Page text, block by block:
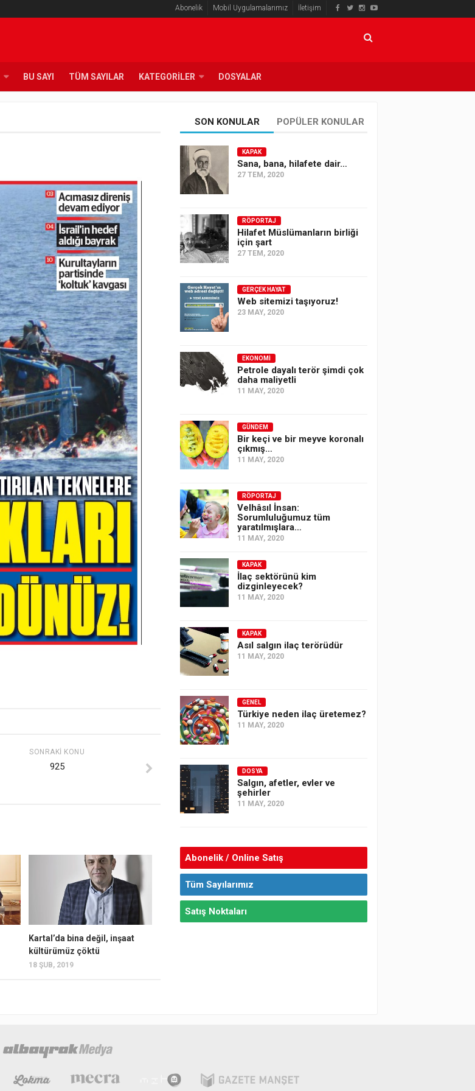
Abonelik Mobil Uygulamalarımız İletişim
BU SAYI TÜM SAYILAR KATEGORILER DOSYALAR
SONRAKI KONU
925
Kartal’da bina değil, inşaat
kültürümüz çöktü
18 ŞUB, 2019
SON KONULAR POPÜLER KONULAR
KAPAK
Sana, bana, hilafete dair…
27 TEM, 2020
RÖPORTAJ
Hilafet Müslümanların birliği
için şart
27 TEM, 2020
GERÇEK HAYAT
Web sitemizi taşıyoruz!
23 MAY, 2020
EKONOMI
Petrole dayalı terör şimdi çok
daha maliyetli
11 MAY, 2020
GÜNDEM
Bir keçi ve bir meyve koronalı
çıkmış…
11 MAY, 2020
RÖPORTAJ
Velhâsıl İnsan:
Sorumluluğumuz tüm
yaratılmışlara…
11 MAY, 2020
KAPAK
İlaç sektörünü kim
dizginleyecek?
11 MAY, 2020
KAPAK
Asıl salgın ilaç terörüdür
11 MAY, 2020
GENEL
Türkiye neden ilaç üretemez?
11 MAY, 2020
DOSYA
Salgın, afetler, evler ve
şehirler
11 MAY, 2020
Abonelik / Online Satış
Tüm Sayılarımız
Satış Noktaları